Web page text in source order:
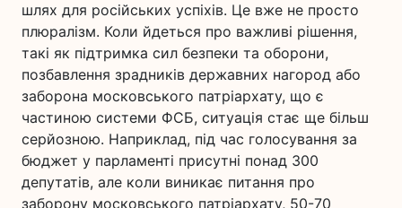
шлях для російських успіхів. Це вже не просто
плюралізм. Коли йдеться про важливі рішення,
такі як підтримка сил безпеки та оборони,
позбавлення зрадників державних нагород або
заборона московського патріархату, що є
частиною системи ФСБ, ситуація стає ще більш
серйозною. Наприклад, під час голосування за
бюджет у парламенті присутні понад 300
депутатів, але коли виникає питання про
заборону московського патріархату, 50-70